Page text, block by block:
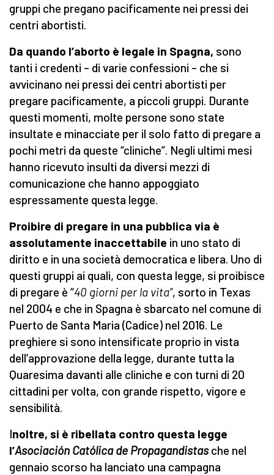
gruppi che pregano pacificamente nei pressi dei
centri abortisti.
Da quando l’aborto è legale in Spagna, sono
tanti i credenti – di varie confessioni – che si
avvicinano nei pressi dei centri abortisti per
pregare pacificamente, a piccoli gruppi. Durante
questi momenti, molte persone sono state
insultate e minacciate per il solo fatto di pregare a
pochi metri da queste “cliniche”. Negli ultimi mesi
hanno ricevuto insulti da diversi mezzi di
comunicazione che hanno appoggiato
espressamente questa legge.
Proibire di pregare in una pubblica via è
assolutamente inaccettabile in uno stato di
diritto e in una società democratica e libera. Uno di
questi gruppi ai quali, con questa legge, si proibisce
di pregare è “40 giorni per la vita”, sorto in Texas
nel 2004 e che in Spagna è sbarcato nel comune di
Puerto de Santa Maria (Cadice) nel 2016. Le
preghiere si sono intensificate proprio in vista
dell’approvazione della legge, durante tutta la
Quaresima davanti alle cliniche e con turni di 20
cittadini per volta, con grande rispetto, vigore e
sensibilità.
Inoltre, si è ribellata contro questa legge
l’Asociación Católica de Propagandistasche nel
gennaio scorso ha lanciato una campagna